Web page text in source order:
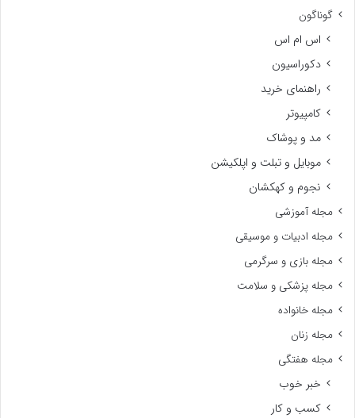
گوناگون
اس ام اس
دکوراسیون
راهنمای خرید
کامپیوتر
مد و پوشاک
موبایل و تبلت و اپلکیشن
نجوم و کهکشان
مجله آموزشی
مجله ادبیات و موسیقی
مجله بازی و سرگرمی
مجله پزشکی و سلامت
مجله خانواده
مجله زنان
مجله هفتگی
خبر خوب
کسب و کار